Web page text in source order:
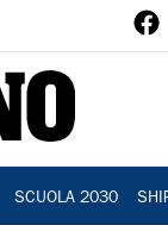
SCUOLA 2030